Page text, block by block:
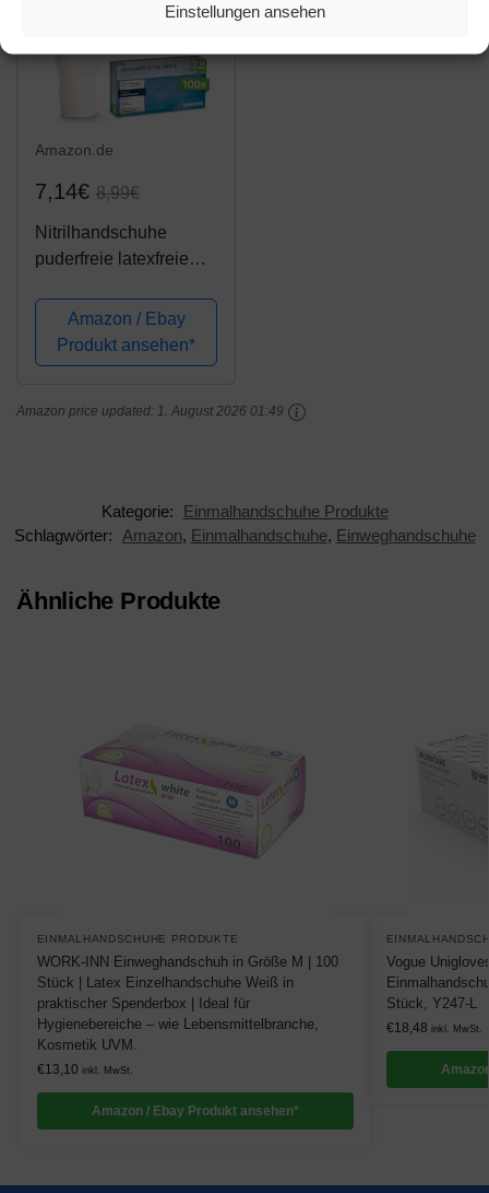
Einstellungen ansehen
Amazon.de
7,14€ 8,99€
Nitrilhandschuhe
puderfreie latexfreie
Einmalhandschuhe
Größe M 100
Stück/Box ARNOMED
gr. S M L XL
Amazon / Ebay
Produkt ansehen*
Amazon price updated: 1. August 2026 01:49
Kategorie:
Einmalhandschuhe Produkte
Schlagwörter:
Amazon, Einmalhandschuhe, Einweghandschuhe
Ähnliche Produkte
EINMALHANDSCHUHE PRODUKTE
WORK-INN Einweghandschuh in Größe M | 100
Stück | Latex Einzelhandschuhe Weiß in
praktischer Spenderbox | Ideal für
Hygienebereiche – wie Lebensmittelbranche,
Kosmetik UVM.
€13,10 inkl. MwSt.
Amazon / Ebay Produkt ansehen*
Vogue
Stück, Y247-L
€18,48 inkl. MwSt.